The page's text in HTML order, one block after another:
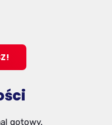
gotowy.